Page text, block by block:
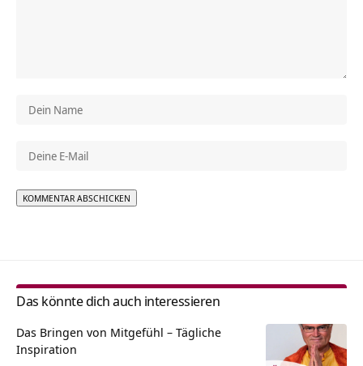
Das könnte dich auch interessieren
Das Bringen von Mitgefühl – Tägliche
Inspiration